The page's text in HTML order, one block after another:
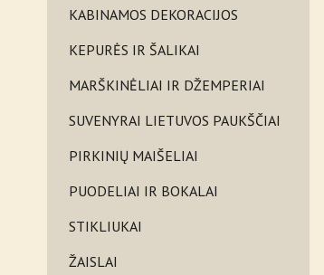
KABINAMOS DEKORACIJOS
KEPURĖS IR ŠALIKAI
MARŠKINĖLIAI IR DŽEMPERIAI
SUVENYRAI LIETUVOS PAUKŠČIAI
PIRKINIŲ MAIŠELIAI
PUODELIAI IR BOKALAI
STIKLIUKAI
ŽAISLAI